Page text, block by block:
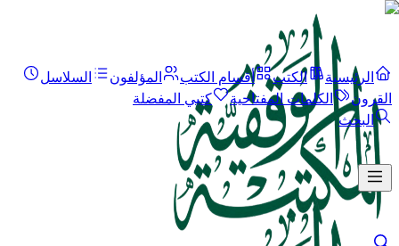
الرئيسية الكتب أقسام الكتب المؤلفون
السلاسل
القرون
الكلمات المفتاحية
كتبي المفضلة
البحث